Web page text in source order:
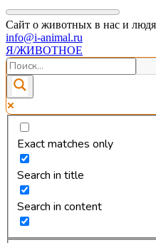
Сайт о животных в нас и
info@i-animal.ru
Я/ЖИВОТНОЕ
Exact matches only
Search in title
Search in content